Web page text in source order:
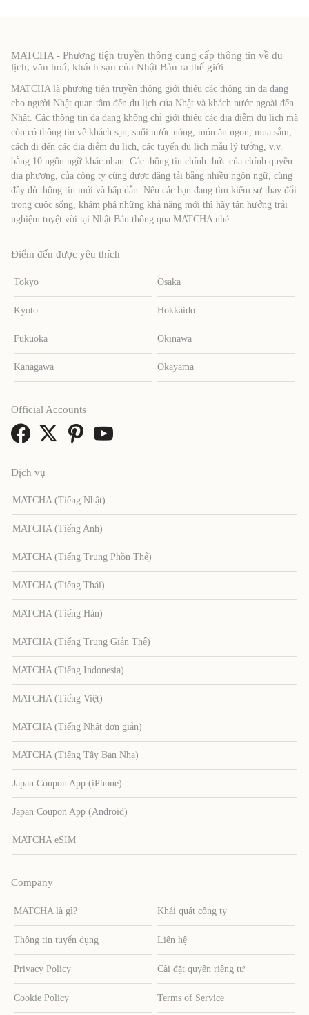
MATCHA - Phương tiện truyền thông cung cấp thông tin về du
lịch, văn hoá, khách sạn của Nhật Bản ra thế giới
MATCHA là phương tiện truyền thông giới thiệu các thông tin đa dạng
cho người Nhật quan tâm đến du lịch của Nhật và khách nước ngoài đến
Nhật. Các thông tin đa dạng không chỉ giới thiệu các địa điểm du lịch mà
còn có thông tin về khách sạn, suối nước nóng, món ăn ngon, mua sắm,
cách đi đến các địa điểm du lịch, các tuyến du lịch mẫu lý tưởng, v.v.
bằng 10 ngôn ngữ khác nhau. Các thông tin chính thức của chính quyền
địa phương, của công ty cũng được đăng tải bằng nhiều ngôn ngữ, cùng
đầy đủ thông tin mới và hấp dẫn. Nếu các bạn đang tìm kiếm sự thay đổi
trong cuộc sống, khám phá những khả năng mới thì hãy tận hưởng trải
nghiệm tuyệt vời tại Nhật Bản thông qua MATCHA nhé.
Điểm đến được yêu thích
Tokyo Osaka
Kyoto Hokkaido
Fukuoka Okinawa
Kanagawa Okayama
Dịch vụ
MATCHA (Tiếng Nhật)
MATCHA (Tiếng Anh)
MATCHA (Tiếng Trung Phồn Thể)
MATCHA (Tiếng Thái)
MATCHA (Tiếng Hàn)
MATCHA (Tiếng Trung Giản Thể)
MATCHA (Tiếng Indonesia)
MATCHA (Tiếng Việt)
MATCHA (Tiếng Nhật đơn giản)
MATCHA (Tiếng Tây Ban Nha)
Japan Coupon App (iPhone)
Japan Coupon App (Android)
MATCHA eSIM
Company
MATCHA là gì? Khái quát công ty
Thông tin tuyển dụng Liên hệ
Privacy Policy Cài đặt quyền riêng tư
Cookie Policy Terms of Service
Official Accounts